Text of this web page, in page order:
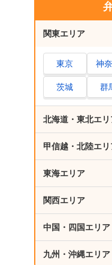
関東エリア
東京 神
茨城 群
北海道・東北エリ
甲信越・北陸エリ
東海エリア
関西エリア
中国・四国エリア
九州・沖縄エリア